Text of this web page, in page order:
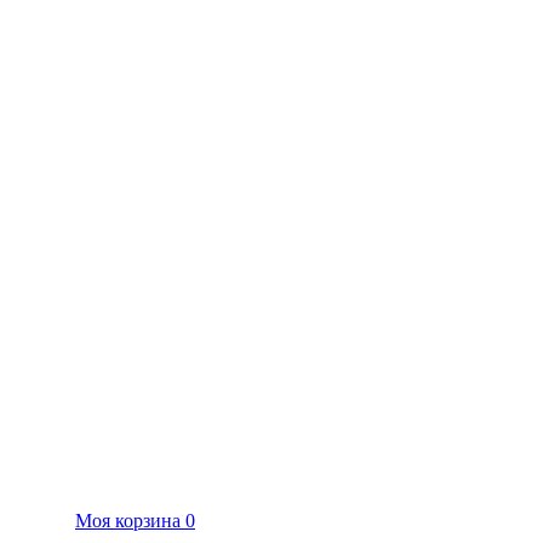
Моя корзина 0